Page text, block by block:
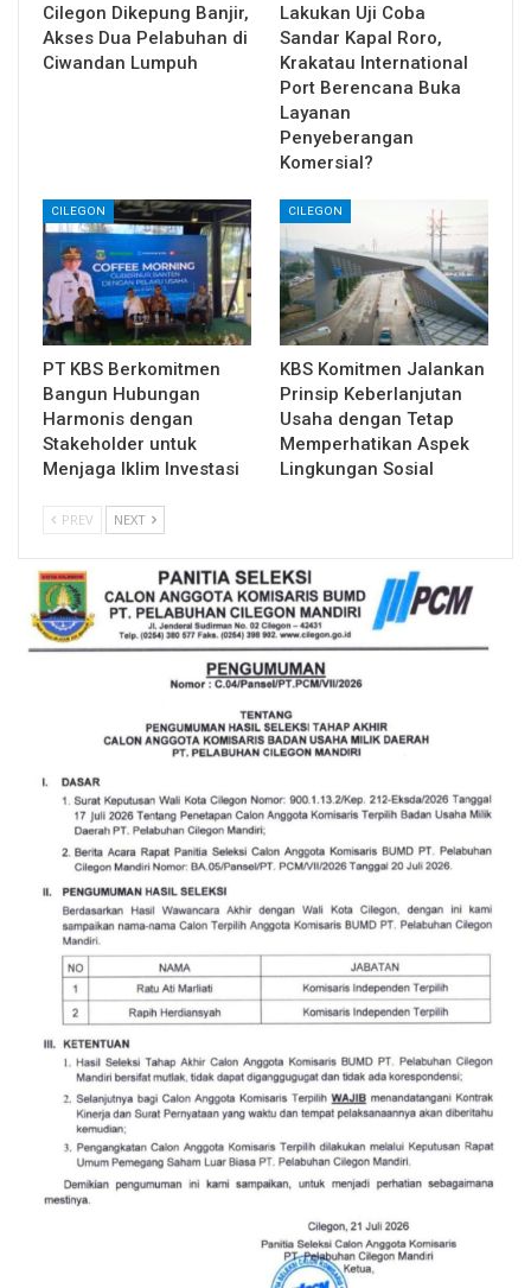
Cilegon Dikepung Banjir,
Akses Dua Pelabuhan di
Ciwandan Lumpuh
Lakukan Uji Coba
Sandar Kapal Roro,
Krakatau International
Port Berencana Buka
Layanan
Penyeberangan
Komersial?
CILEGON
PT KBS Berkomitmen
Bangun Hubungan
Harmonis dengan
Stakeholder untuk
Menjaga Iklim Investasi
CILEGON
KBS Komitmen Jalankan
Prinsip Keberlanjutan
Usaha dengan Tetap
Memperhatikan Aspek
Lingkungan Sosial
PREV NEXT